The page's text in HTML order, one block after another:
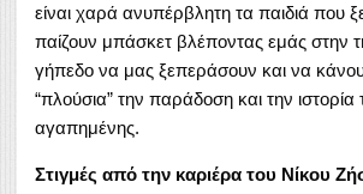
είναι χαρά ανυπέρβλητη τα παιδιά που
παίζουν μπάσκετ βλέποντας εμάς στην
γήπεδο να μας ξεπεράσουν και να
“πλούσια” την παράδοση και την ιστορία
αγαπημένης.
Στιγμές από την καριέρα του Νίκου